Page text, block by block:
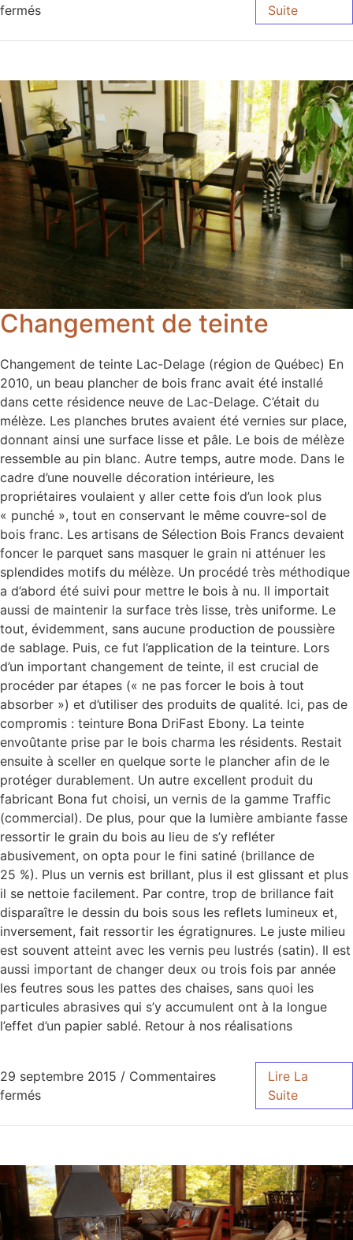
fermés
Suite
Changement de teinte
Changement de teinte Lac-Delage (région de Québec) En
2010, un beau plancher de bois franc avait été installé
dans cette résidence neuve de Lac-Delage. C’était du
mélèze. Les planches brutes avaient été vernies sur place,
donnant ainsi une surface lisse et pâle. Le bois de mélèze
ressemble au pin blanc. Autre temps, autre mode. Dans le
cadre d’une nouvelle décoration intérieure, les
propriétaires voulaient y aller cette fois d’un look plus
« punché », tout en conservant le même couvre-sol de
bois franc. Les artisans de Sélection Bois Francs devaient
foncer le parquet sans masquer le grain ni atténuer les
splendides motifs du mélèze. Un procédé très méthodique
a d’abord été suivi pour mettre le bois à nu. Il importait
aussi de maintenir la surface très lisse, très uniforme. Le
tout, évidemment, sans aucune production de poussière
de sablage. Puis, ce fut l’application de la teinture. Lors
d’un important changement de teinte, il est crucial de
procéder par étapes (« ne pas forcer le bois à tout
absorber ») et d’utiliser des produits de qualité. Ici, pas de
compromis : teinture Bona DriFast Ebony. La teinte
envoûtante prise par le bois charma les résidents. Restait
ensuite à sceller en quelque sorte le plancher afin de le
protéger durablement. Un autre excellent produit du
fabricant Bona fut choisi, un vernis de la gamme Traffic
(commercial). De plus, pour que la lumière ambiante fasse
ressortir le grain du bois au lieu de s’y refléter
abusivement, on opta pour le fini satiné (brillance de
25 %). Plus un vernis est brillant, plus il est glissant et plus
il se nettoie facilement. Par contre, trop de brillance fait
disparaître le dessin du bois sous les reflets lumineux et,
inversement, fait ressortir les égratignures. Le juste milieu
est souvent atteint avec les vernis peu lustrés (satin). Il est
aussi important de changer deux ou trois fois par année
les feutres sous les pattes des chaises, sans quoi les
particules abrasives qui s’y accumulent ont à la longue
l’effet d’un papier sablé. Retour à nos réalisations
29 septembre 2015 / Commentaires
fermés
Lire La
Suite